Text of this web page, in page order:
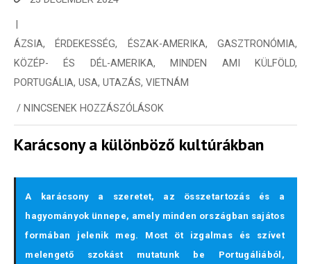
ÁZSIA, ÉRDEKESSÉG, ÉSZAK-AMERIKA,GASZTRONÓMIA,
KÖZÉP- ÉS DÉL-AMERIKA, MINDEN AMI KÜLFÖLD,
PORTUGÁLIA, USA, UTAZÁS, VIETNÁM
/ NINCSENEK HOZZÁSZÓLÁSOK
Karácsony a különböző kultúrákban
A karácsony a szeretet, az összetartozás és a
hagyományok ünnepe, amely minden országban sajátos
formában jelenik meg. Most öt izgalmas és szívet
melengető szokást mutatunk be Portugáliából,